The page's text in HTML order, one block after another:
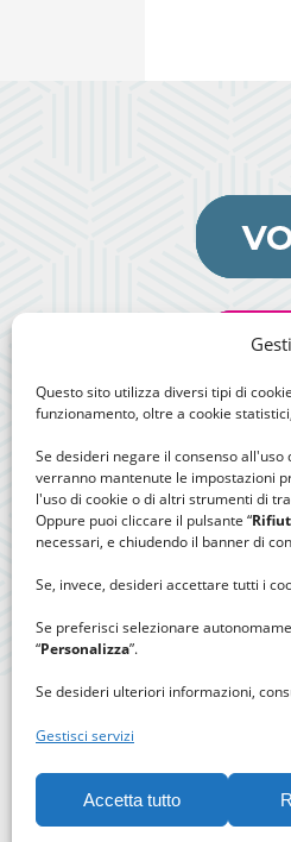
Questo sito utilizza diversi tipi di
funzionamento, oltre a cookie
Se desideri negare il consenso all'uso
verranno mantenute le impostazioni
l'uso di cookie o di altri strumenti di
Oppure puoi cliccare il pulsante “
necessari, e chiudendo il banner di
Se, invece, desideri accettare tutti i
Se preferisci selezionare
“Personalizza”.
Se desideri ulteriori informazioni,
Gestisci servizi
Accetta tutto